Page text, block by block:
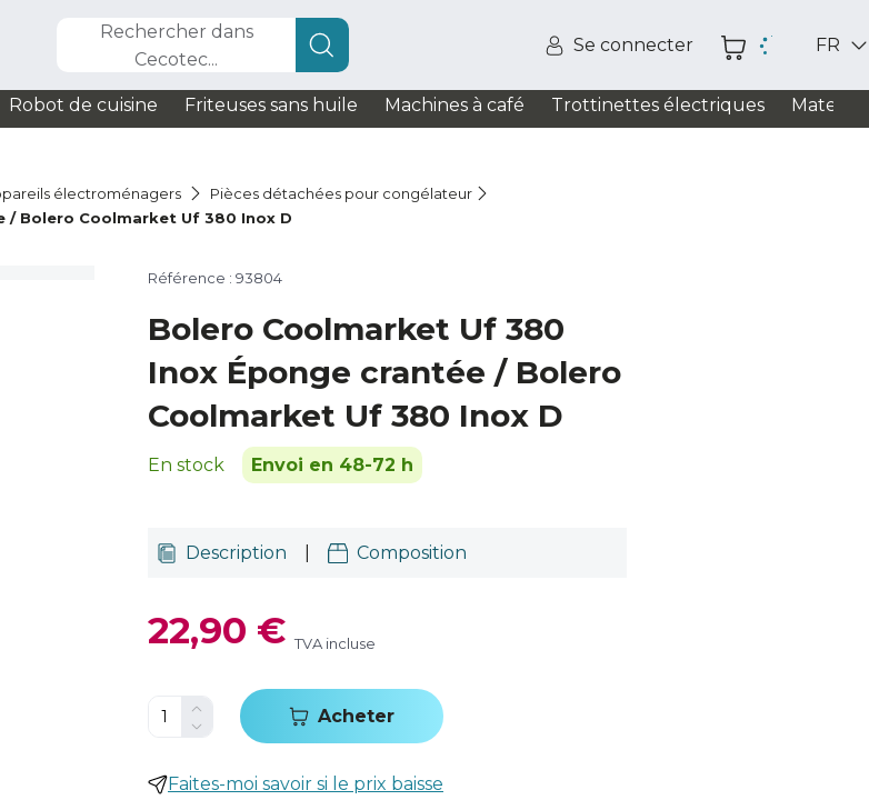
Rechercher dans
Cecotec...
Se connecter FR
Robot de cuisine Friteuses sans huile Machines à café Trottinettes électriques Matelas
électroménagers
Pièces détachées pour congélateur
/ Bolero Coolmarket Uf 380 Inox D
Référence : 93804
Bolero Coolmarket Uf 380
Inox Éponge crantée / Bolero
Coolmarket Uf 380 Inox D
En stock Envoi en 48-72 h
Description Composition
22,90 € TVA incluse
Acheter
Faites-moi savoir si le prix baisse